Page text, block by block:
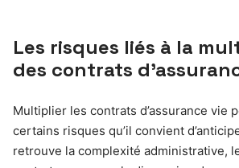
Les risques liés à la
des contrats
Multiplier les contrats d’assurance vie
certains risques qu’il convient
retrouve la complexité administrative, le